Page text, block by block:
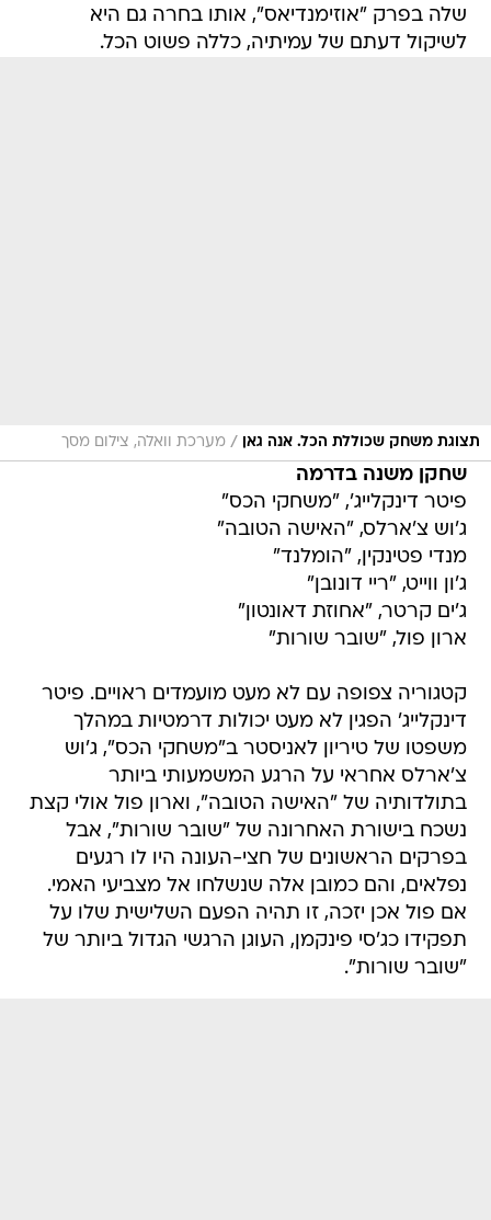
שלה בפרק "אוזימנדיאס", אותו בחרה גם היא
לשיקול דעתם של עמיתיה, כללה פשוט הכל.
תצוגת משחק שכוללת הכל. אנה גאן / מערכת וואלה, צילום מסך
שחקן משנה בדרמה
פיטר דינקלייג', "משחקי הכס"
ג'וש צ'ארלס, "האישה הטובה"
מנדי פטינקין, "הומלנד"
ג'ון ווייט, "ריי דונובן"
ג'ים קרטר, "אחוזת דאונטון"
ארון פול, "שובר שורות"
קטגוריה צפופה עם לא מעט מועמדים ראויים. פיטר
דינקלייג' הפגין לא מעט יכולות דרמטיות במהלך
משפטו של טיריון לאניסטר ב"משחקי הכס", ג'וש
צ'ארלס אחראי על הרגע המשמעותי ביותר
בתולדותיה של "האישה הטובה", וארון פול אולי קצת
נשכח בישורת האחרונה של "שובר שורות", אבל
בפרקים הראשונים של חצי-העונה היו לו רגעים
נפלאים, והם כמובן אלה שנשלחו אל מצביעי האמי.
אם פול אכן יזכה, זו תהיה הפעם השלישית שלו על
תפקידו כג'סי פינקמן, העוגן הרגשי הגדול ביותר של
"שובר שורות".